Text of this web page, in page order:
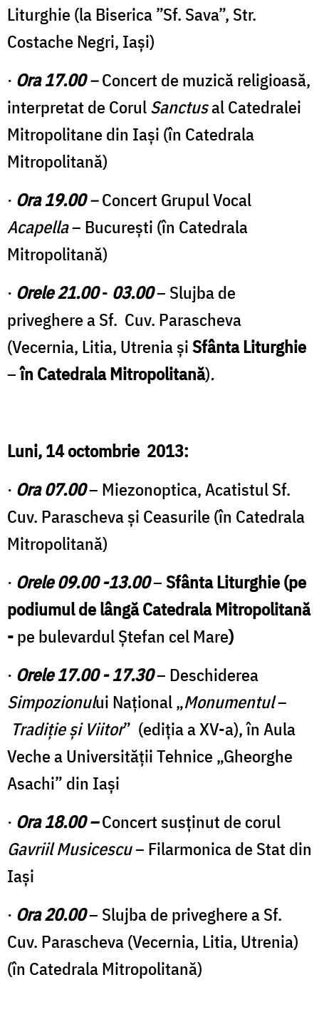
Liturghie (la Biserica ”Sf. Sava”, Str.
Costache Negri, Iași)
· Ora 17.00–Concert de muzică religioasă,
interpretat de CorulSanctusal Catedralei
Mitropolitane din Iaşi (în Catedrala
Mitropolitană)
· Ora 19.00–Concert Grupul Vocal
Acapella– București (în Catedrala
Mitropolitană)
· Orele 21.00- 03.00– Slujba de
priveghere a Sf. Cuv. Parascheva
(Vecernia, Litia, Utrenia şiSfânta Liturghie
–în Catedrala Mitropolitană).
Luni, 14 octombrie 2013:
· Ora 07.00– Miezonoptica, Acatistul Sf.
Cuv. Parascheva şi Ceasurile (în Catedrala
Mitropolitană)
· Orele 09.00 -13.00–Sfânta Liturghie (pe
podiumul de lângă Catedrala Mitropolitană
-pe bulevardul Ștefan cel Mare)
· Orele 17.00 - 17.30– Deschiderea
Simpozionului Național „Monumentul–
Tradiție și Viitor” (ediția a XV-a), în Aula
Veche a Universității Tehnice „Gheorghe
Asachi” din Iași
· Ora 18.00 –Concert susținut de corul
Gavriil Musicescu– Filarmonica de Stat din
Iași
· Ora 20.00– Slujba de priveghere a Sf.
Cuv. Parascheva (Vecernia, Litia, Utrenia)
(în Catedrala Mitropolitană)